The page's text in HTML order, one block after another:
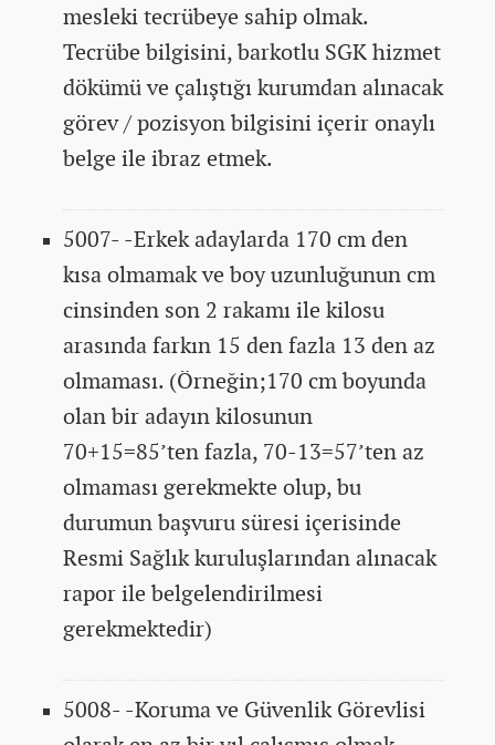
mesleki tecrübeye sahip olmak.
Tecrübe bilgisini, barkotlu SGK hizmet
dökümü ve çalıştığı kurumdan alınacak
görev / pozisyon bilgisini içerir onaylı
belge ile ibraz etmek.
5007- -Erkek adaylarda 170 cm den
kısa olmamak ve boy uzunluğunun cm
cinsinden son 2 rakamı ile kilosu
arasında farkın 15 den fazla 13 den az
olmaması. (Örneğin;170 cm boyunda
olan bir adayın kilosunun
70+15=85’ten fazla, 70-13=57’ten az
olmaması gerekmekte olup, bu
durumun başvuru süresi içerisinde
Resmi Sağlık kuruluşlarından alınacak
rapor ile belgelendirilmesi
gerekmektedir)
5008- -Koruma ve Güvenlik Görevlisi